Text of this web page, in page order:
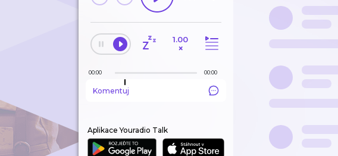
1.00
×
00:00 00:00
Komentuj
Aplikace Youradio Talk